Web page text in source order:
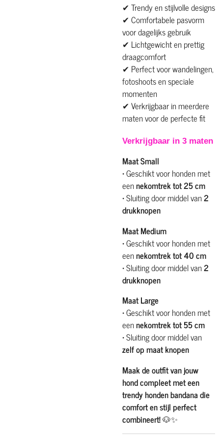
✔ Trendy en stijlvolle designs
✔ Comfortabele pasvorm
voor dagelijks gebruik
✔ Lichtgewicht en prettig
draagcomfort
✔ Perfect voor wandelingen,
fotoshoots en speciale
momenten
✔ Verkrijgbaar in meerdere
maten voor de perfecte fit
Verkrijgbaar in 3 maten
Maat Small
• Geschikt voor honden met
eennekomtrek tot 25 cm
• Sluiting door middel van2
drukknopen
Maat Medium
• Geschikt voor honden met
eennekomtrek tot 40 cm
• Sluiting door middel van2
drukknopen
Maat Large
• Geschikt voor honden met
eennekomtrek tot 55 cm
• Sluiting door middel van
zelf op maat knopen
Maak de outfit van jouw
hond compleet met een
trendy honden bandana die
comfort en stijl perfect
combineert!🐶✨